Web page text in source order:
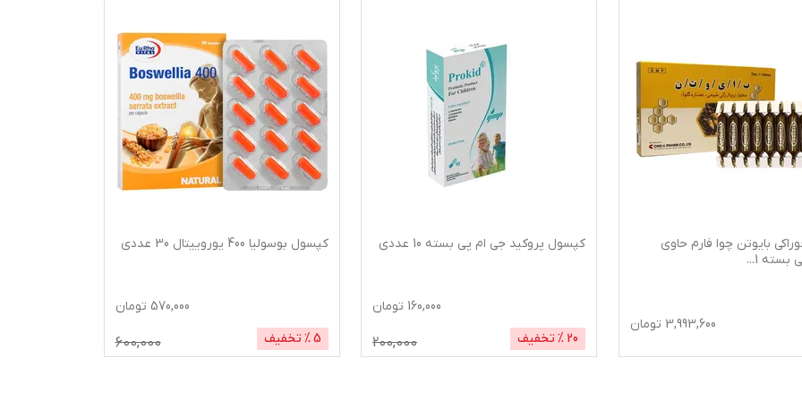
بایوتن چوا فارم حاوی
بسته 1 ...
3,993,600 تومان
کپسول پروکید جی ام پی بسته 10 عددی
160,000 تومان
20 % تخفیف 200,000
کپسول بوسولیا 400 یوروییتال 30 عددی
570,000 تومان
5% تخفیف 600,000